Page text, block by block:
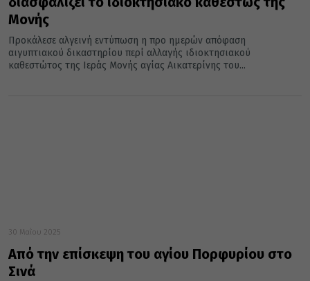
Μονής
Προκάλεσε αλγεινή εντύπωση η προ ημερών απόφαση
αιγυπτιακού δικαστηρίου περί αλλαγής ιδιοκτησιακού
καθεστώτος της Ιεράς Μονής αγίας Αικατερίνης του...
30 Μαΐου 2025
Από την επίσκεψη του αγίου Πορφυρίου στο
Σινά